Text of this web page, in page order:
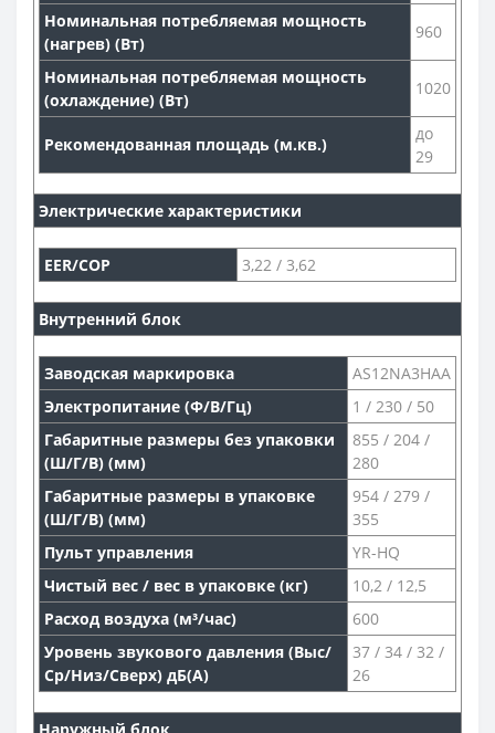
Номинальная потребляемая мощность
(нагрев) (Вт)
960
Номинальная потребляемая мощность
(охлаждение) (Вт)
1020
Рекомендованная площадь (м.кв.)
до
29
Электрические характеристики
EER/COP 3,22 / 3,62
Внутренний блок
Заводская маркировка
AS12NA3HAA
Электропитание (Ф/В/Гц)
1 / 230 / 50
Габаритные размеры без упаковки
(Ш/Г/В) (мм)
855 / 204 /
280
Габаритные размеры в упаковке
(Ш/Г/В) (мм)
954 / 279 /
355
Пульт управления
YR-HQ
Чистый вес / вес в упаковке (кг)
10,2 / 12,5
Расход воздуха (м³/час)
600
Уровень звукового давления (Выс/
Ср/Низ/Сверх) дБ(А)
37 / 34 / 32 /
26
Наружный блок